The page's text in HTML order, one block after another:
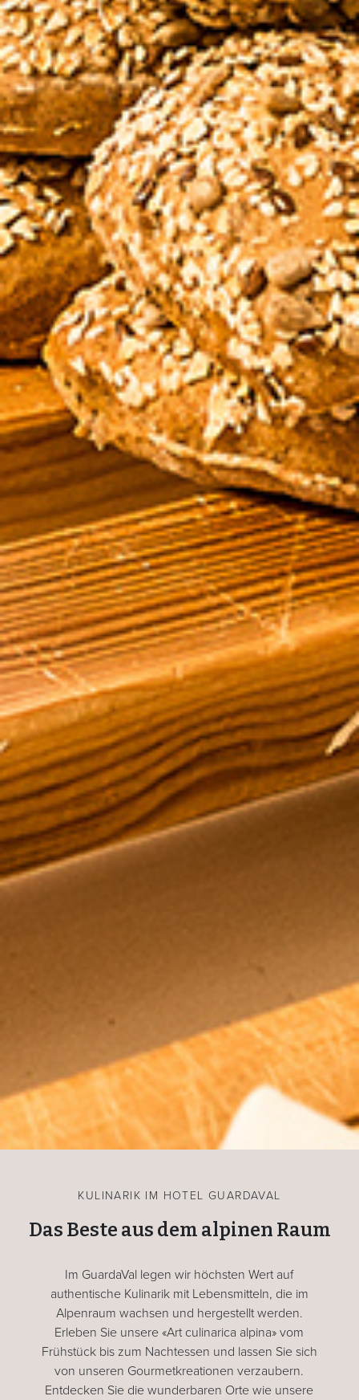
KULINARIK IM HOTEL GUARDAVAL
Das Beste aus dem alpinen Raum
Im GuardaVal legen wir höchsten Wert auf
authentische Kulinarik mit Lebensmitteln, die im
Alpenraum wachsen und hergestellt werden.
Erleben Sie unsere «Art culinarica alpina» vom
Frühstück bis zum Nachtessen und lassen Sie sich
von unseren Gourmetkreationen verzaubern.
Entdecken Sie die wunderbaren Orte wie unsere